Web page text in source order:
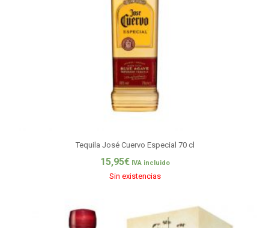
Tequila José Cuervo Especial 70 cl
15,95€ IVA incluido
Sin existencias